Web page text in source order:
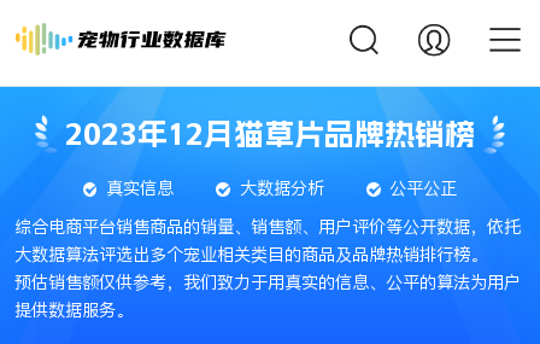
2023年12月猫草片品牌热销榜
真实信息 大数据分析
公平公正
综合电商平台销售商品的销量、销售额、用户评价等公开数据，依托
大数据算法评选出多个宠业相关类目的商品及品牌热销排行榜。
预估销售额仅供参考，我们致力于用真实的信息、公平的算法为用户
提供数据服务。